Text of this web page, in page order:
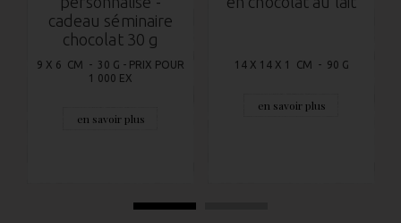
cadeau séminaire
chocolat 30 g
9 X 6 CM - 30 G - PRIX POUR
1 000 EX
en savoir plus
14 X 14 X 1 CM - 90 G
en savoir plus